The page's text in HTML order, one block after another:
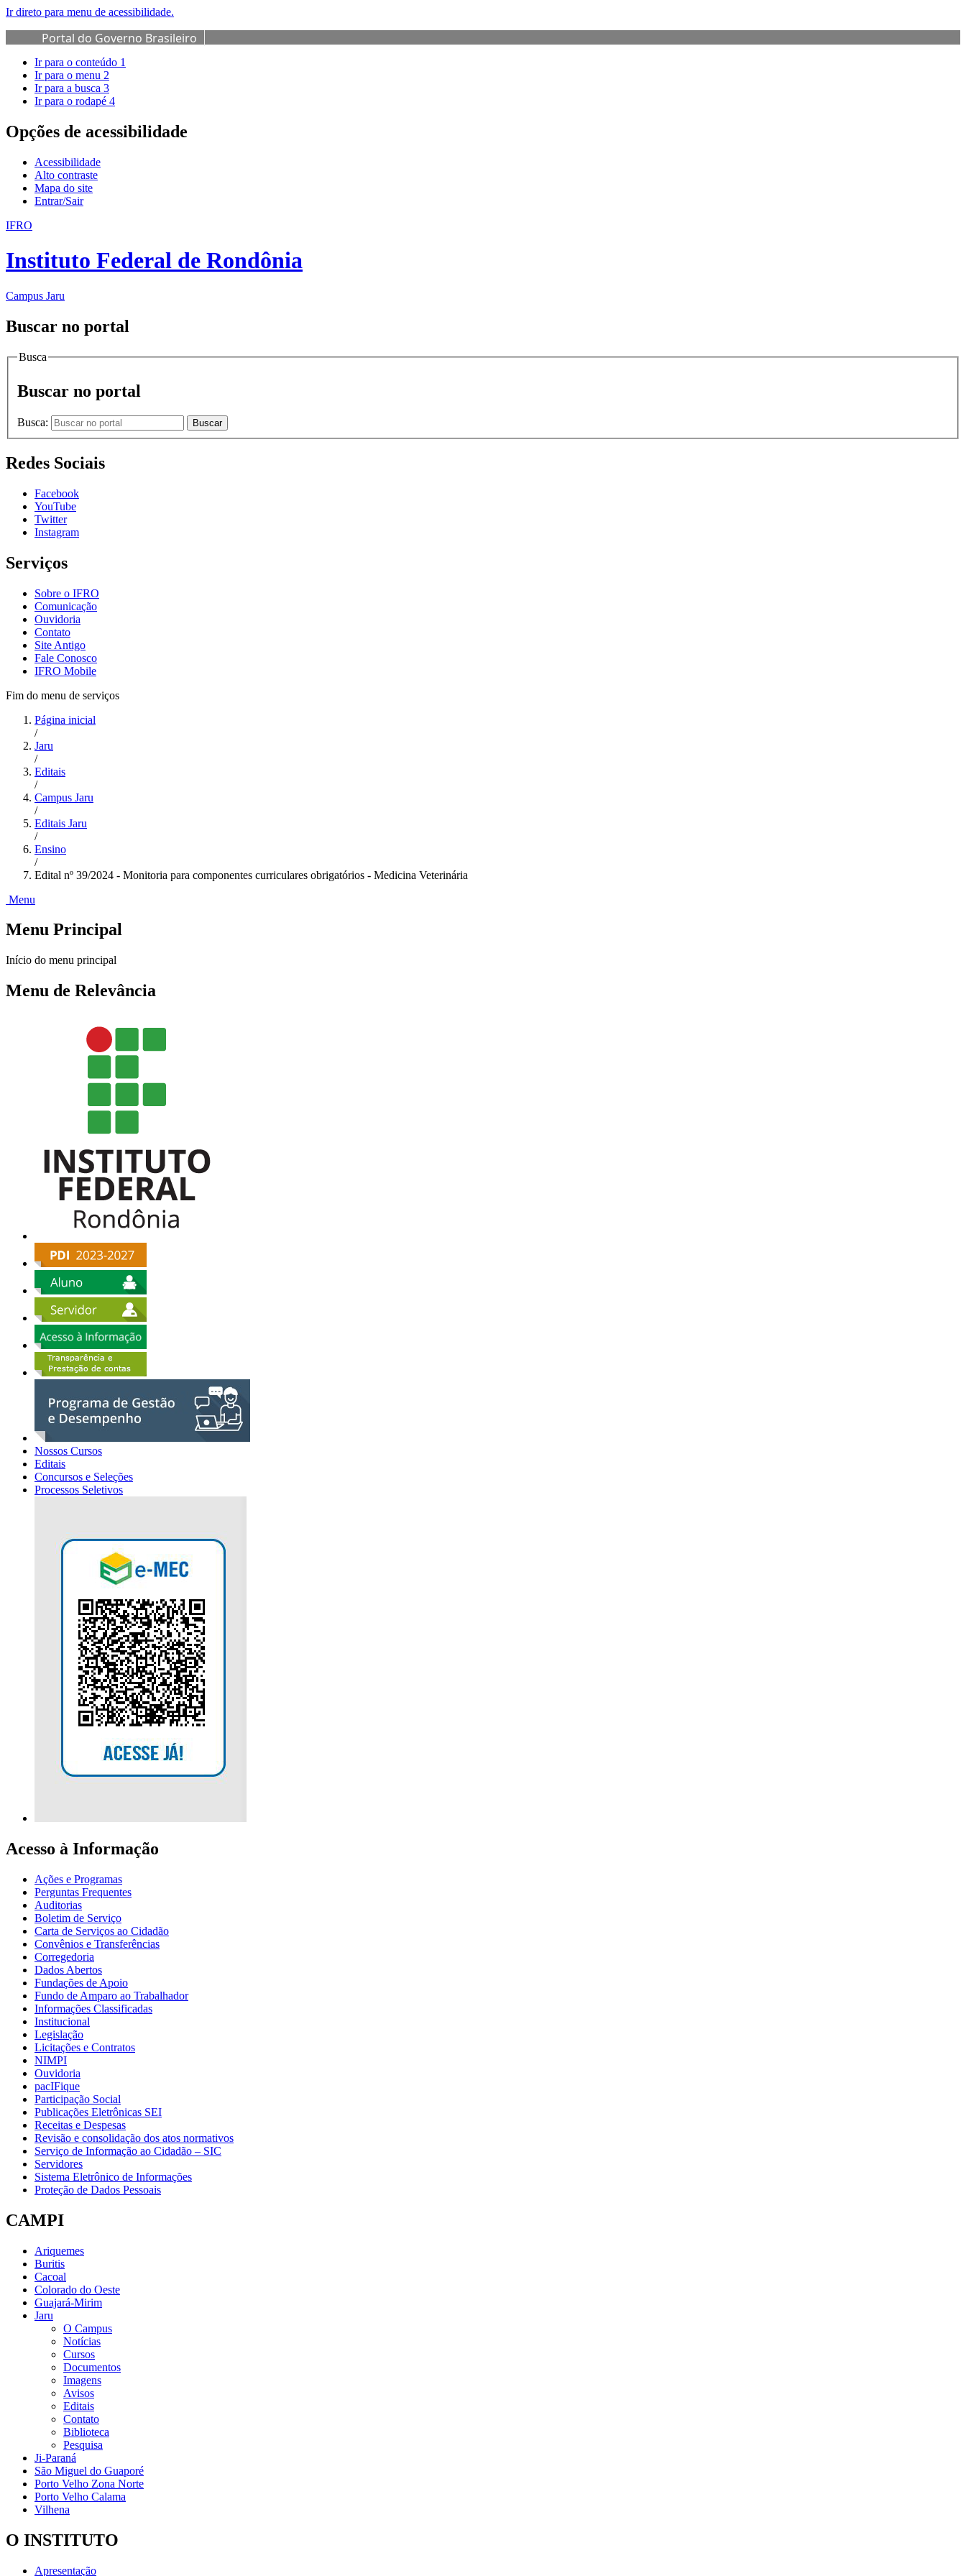
Ir direto para menu de acessibilidade.
Portal do Governo Brasileiro
Ir para o conteúdo 1
Ir para o menu 2
Ir para a busca 3
Ir para o rodapé 4
Opções de acessibilidade
Acessibilidade
Alto contraste
Mapa do site
Entrar/Sair
IFRO
Instituto Federal de Rondônia
Campus Jaru
Buscar no portal
Busca
Buscar no portal
Busca: Buscar
Redes Sociais
Facebook
YouTube
Twitter
Instagram
Serviços
Sobre o IFRO
Comunicação
Ouvidoria
Contato
Site Antigo
Fale Conosco
IFRO Mobile
Fim do menu de serviços
Página inicial
/
Jaru
/
Editais
/
Campus Jaru
/
Editais Jaru
/
Ensino
/
Edital nº 39/2024 - Monitoria para componentes curriculares obrigatórios - Medicina Veterinária
Menu
Menu Principal
Início do menu principal
Menu de Relevância
Nossos Cursos
Editais
Concursos e Seleções
Processos Seletivos
Acesso à Informação
Ações e Programas
Perguntas Frequentes
Auditorias
Boletim de Serviço
Carta de Serviços ao Cidadão
Convênios e Transferências
Corregedoria
Dados Abertos
Fundações de Apoio
Fundo de Amparo ao Trabalhador
Informações Classificadas
Institucional
Legislação
Licitações e Contratos
NIMPI
Ouvidoria
pacIFique
Participação Social
Publicações Eletrônicas SEI
Receitas e Despesas
Revisão e consolidação dos atos normativos
Serviço de Informação ao Cidadão – SIC
Servidores
Sistema Eletrônico de Informações
Proteção de Dados Pessoais
CAMPI
Ariquemes
Buritis
Cacoal
Colorado do Oeste
Guajará-Mirim
Jaru
O Campus
Notícias
Cursos
Documentos
Imagens
Avisos
Editais
Contato
Biblioteca
Pesquisa
Ji-Paraná
São Miguel do Guaporé
Porto Velho Zona Norte
Porto Velho Calama
Vilhena
O INSTITUTO
Apresentação